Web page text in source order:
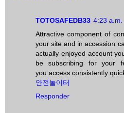
TOTOSAFEDB33 4:23 a.m.
Attractive component of
your site and in accession
actually enjoyed account
be subscribing for your
you access consistently
안전놀이터
Responder